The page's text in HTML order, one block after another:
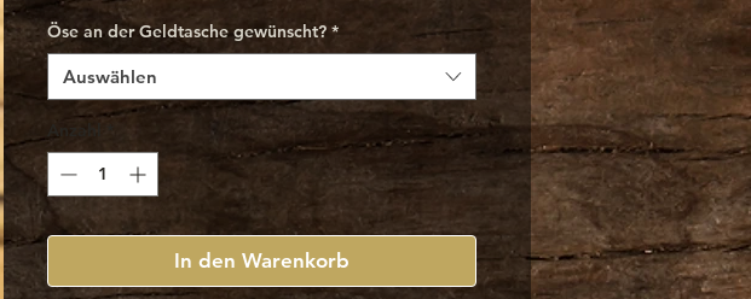
Öse an der Geldtasche gewünscht? *
Auswählen
In den Warenkorb